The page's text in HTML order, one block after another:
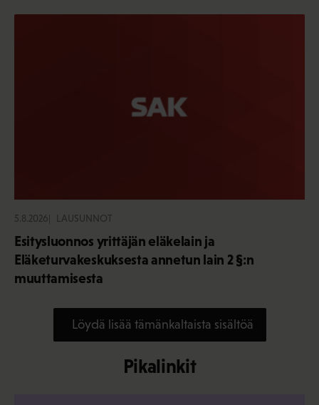
5.8.2026 LAUSUNNOT
Esitysluonnos yrittäjän eläkelain ja
Eläketurvakeskuksesta annetun lain 2 §:n
muuttamisesta
Löydä lisää tämänkaltaista sisältöä
Pikalinkit